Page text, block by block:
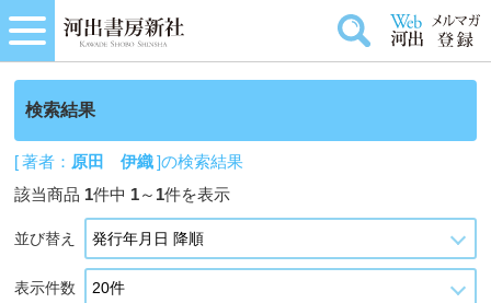
検索結果
[ 著者： 原田 伊織]の検索結果
該当商品 1件中 1～ 1件を表示
並び替え
表示件数